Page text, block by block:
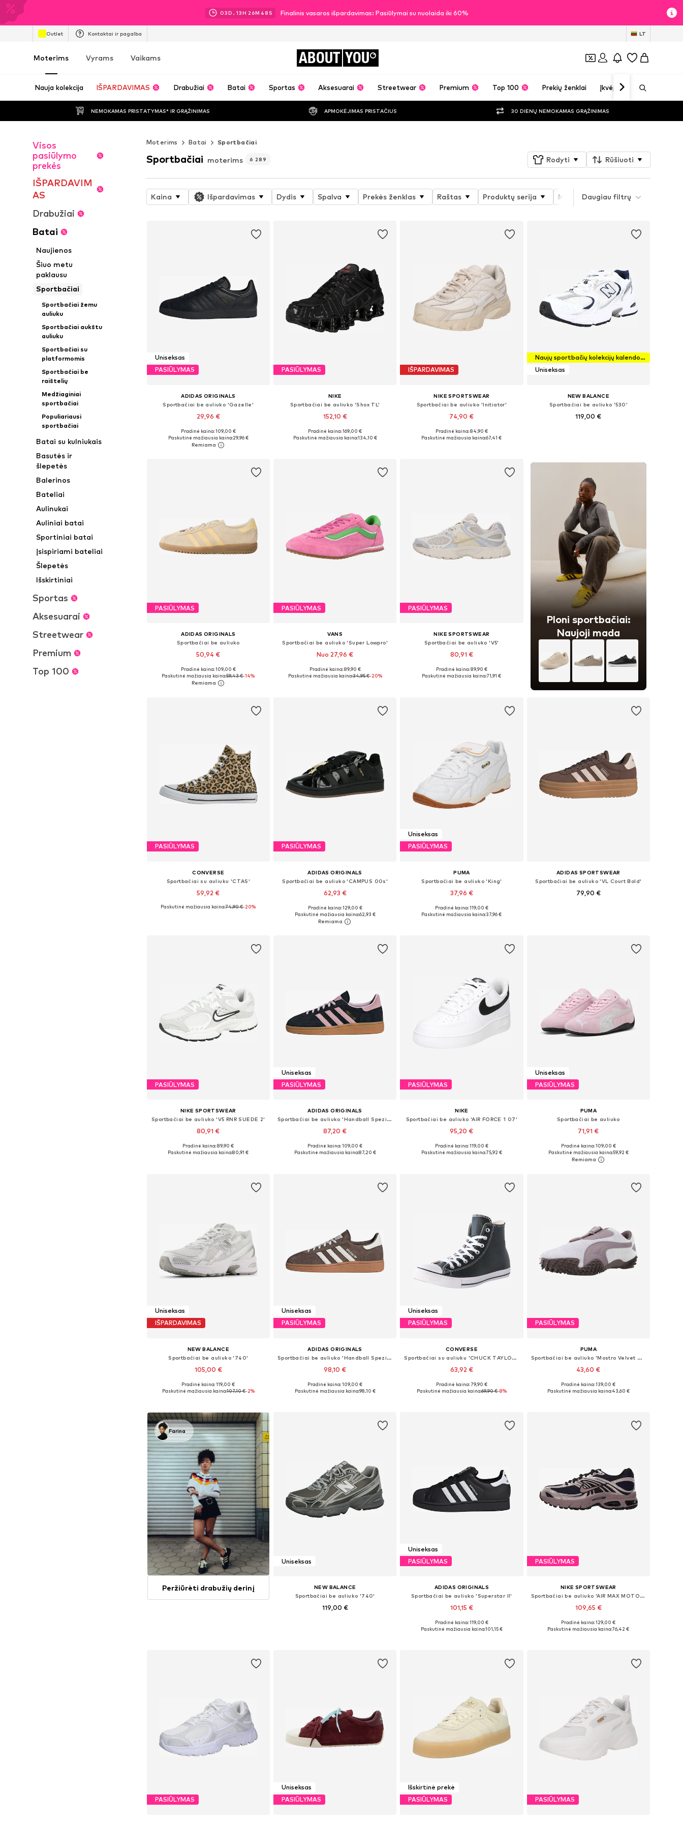
03D. 13H 26M 45 S Finalinis vasaros išpardavimas: Pasiūlymai su nuolaida iki 60%
Outlet Kontaktai ir pagalba LT
Moterims Vyrams Vaikams ABOUT YOU
Nauja kolekcija IŠPARDAVIMAS Drabužiai Batai Sportas Aksesuarai Streetwear Premium Top 100 Prekių ženklai Įkvėpimas
NEMOKAMAS PRISTATYMAS* IR GRĄŽINIMAS APMOKĖJIMAS PRISTAČIUS 30 DIENŲ NEMOKAMAS GRĄŽINIMAS
Visos
pasiūlymo
prekės
IŠPARDAVIM
AS
Drabužiai
Batai
Naujienos
Šiuo metu
paklausu
Sportbačiai
Sportbačiai žemu
auliuku
Sportbačiai aukštu
auliuku
Sportbačiai su
platformomis
Sportbačiai be
raištelių
Medžiaginiai
sportbačiai
Populiariausi
sportbačiai
Batai su kulniukais
Basutės ir
šlepetės
Balerinos
Bateliai
Aulinukai
Auliniai batai
Sportiniai batai
Įsispiriami bateliai
Šlepetės
Išskirtiniai
Sportas
Aksesuarai
Streetwear
Premium
Top 100
Moterims Batai Sportbačiai
Sportbačiai moterims 6 289 Rodyti Rūšiuoti
Kaina Išpardavimas Dydis Spalva Prekės ženklas Raštas Produktų serija Medžiaga Batų forma
Daugiau filtrų
Uniseksas
PASIŪLYMAS
ADIDAS ORIGINALS
Sportbačiai be auliuko 'Gazelle'
29,96 €
+2
Yra daugybė dydžių
Į krepšelį
Pradinė kaina: 109,00 €
Paskutinė mažiausia kaina:29,96 €
PASIŪLYMAS
NIKE
Sportbačiai be auliuko 'Shox TL'
152,10 €
+4
Yra daugybė dydžių
Pradinė kaina: 169,00 €
Paskutinė mažiausia kaina:134,10 €
IŠPARDAVIMAS
NIKE SPORTSWEAR
Sportbačiai be auliuko 'Initiator'
74,90 €
+9
Yra daugybė dydžių
Pradinė kaina: 84,90 €
Paskutinė mažiausia kaina:67,41 €
Naujų sportbačių kolekcijų kalendorius
Uniseksas
NEW BALANCE
Sportbačiai be auliuko '530'
119,00 €
PASIŪLYMAS
ADIDAS ORIGINALS
Sportbačiai be auliuko
50,94 €
Yra daugybė dydžių
Į krepšelį
Pradinė kaina: 109,00 €
Paskutinė mažiausia kaina:59,43 €-14%
PASIŪLYMAS
VANS
Sportbačiai be auliuko 'Super Lowpro'
Nuo 27,96 €
Yra daugybė dydžių
Pradinė kaina: 89,90 €
Paskutinė mažiausia kaina:34,95 €-20%
PASIŪLYMAS
NIKE SPORTSWEAR
Sportbačiai be auliuko 'V5'
80,91 €
Yra daugybė dydžių
Pradinė kaina: 89,90 €
Paskutinė mažiausia kaina:71,91 €
Ploni sportbačiai:
Naujoji mada
PASIŪLYMAS
CONVERSE
Sportbačiai su auliuku 'CTAS'
59,92 €
Yra daugybė dydžių
Paskutinė mažiausia kaina:74,90 €-20%
PASIŪLYMAS
ADIDAS ORIGINALS
Sportbačiai be auliuko 'CAMPUS 00s'
62,93 €
Yra daugybė dydžių
Į krepšelį
Pradinė kaina: 129,00 €
Paskutinė mažiausia kaina:62,93 €
Uniseksas
PASIŪLYMAS
PUMA
Sportbačiai be auliuko 'King'
37,96 €
Yra daugybė dydžių
Pradinė kaina: 119,00 €
Paskutinė mažiausia kaina:37,96 €
ADIDAS SPORTSWEAR
Sportbačiai be auliuko 'VL Court Bold'
79,90 €
PASIŪLYMAS
NIKE SPORTSWEAR
Sportbačiai be auliuko 'V5 RNR SUEDE 2'
80,91 €
Yra daugybė dydžių
Pradinė kaina: 89,90 €
Paskutinė mažiausia kaina:80,91 €
Uniseksas
PASIŪLYMAS
ADIDAS ORIGINALS
Sportbačiai be auliuko 'Handball Spezial'
87,20 €
Yra daugybė dydžių
Pradinė kaina: 109,00 €
Paskutinė mažiausia kaina:87,20 €
PASIŪLYMAS
NIKE
Sportbačiai be auliuko 'AIR FORCE 1 07'
95,20 €
Yra daugybė dydžių
Pradinė kaina: 119,00 €
Paskutinė mažiausia kaina:75,92 €
Uniseksas
PASIŪLYMAS
PUMA
Sportbačiai be auliuko
71,91 €
+4
Yra daugybė dydžių
Į krepšelį
Pradinė kaina: 109,00 €
Paskutinė mažiausia kaina:59,92 €
Uniseksas
IŠPARDAVIMAS
NEW BALANCE
Sportbačiai be auliuko '740'
105,00 €
+ 1
Yra daugybė dydžių
Pradinė kaina: 119,00 €
Paskutinė mažiausia kaina:107,10 €-2%
Uniseksas
PASIŪLYMAS
ADIDAS ORIGINALS
Sportbačiai be auliuko 'Handball Spezial'
98,10 €
Yra daugybė dydžių
Pradinė kaina: 109,00 €
Paskutinė mažiausia kaina:98,10 €
Uniseksas
PASIŪLYMAS
CONVERSE
Sportbačiai su auliuku 'CHUCK TAYLOR ALL STAR LEATHER'
63,92 €
Yra daugybė dydžių
Pradinė kaina: 79,90 €
Paskutinė mažiausia kaina:69,90 €-8%
PASIŪLYMAS
PUMA
Sportbačiai be auliuko 'Mostro Velvet Dream'
43,60 €
Yra daugybė dydžių
Pradinė kaina: 139,00 €
Paskutinė mažiausia kaina:43,60 €
Farina
Peržiūrėti drabužių derinį
Uniseksas
NEW BALANCE
Sportbačiai be auliuko '740'
119,00 €
Uniseksas
PASIŪLYMAS
ADIDAS ORIGINALS
Sportbačiai be auliuko 'Superstar II'
101,15 €
+3
Yra daugybė dydžių
Pradinė kaina: 119,00 €
Paskutinė mažiausia kaina:101,15 €
PASIŪLYMAS
NIKE SPORTSWEAR
Sportbačiai be auliuko 'AIR MAX MOTO 2K'
109,65 €
+7
Yra daugybė dydžių
Pradinė kaina: 129,00 €
Paskutinė mažiausia kaina:76,42 €
PASIŪLYMAS
Uniseksas
PASIŪLYMAS
Išskirtinė prekė
PASIŪLYMAS
PASIŪLYMAS